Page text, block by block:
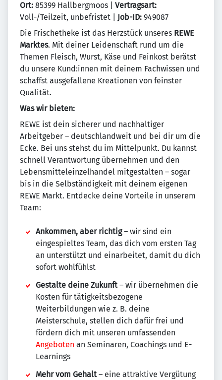
Ort: 85399 Hallbergmoos | Vertragsart:
Voll-/Teilzeit, unbefristet | Job-ID: 949087
Die Frischetheke ist das Herzstück unseres REWE
Marktes. Mit deiner Leidenschaft rund um die
Themen Fleisch, Wurst, Käse und Feinkost berätst
du unsere Kund:innen mit deinem Fachwissen und
schaffst ausgefallene Kreationen von feinster
Qualität.
Was wir bieten:
REWE ist dein sicherer und nachhaltiger
Arbeitgeber – deutschlandweit und bei dir um die
Ecke. Bei uns stehst du im Mittelpunkt. Du kannst
schnell Verantwortung übernehmen und den
Lebensmitteleinzelhandel mitgestalten – sogar
bis in die Selbständigkeit mit deinem eigenen
REWE Markt. Entdecke deine Vorteile in unserem
Team:
Ankommen, aber richtig– wir sind ein
eingespieltes Team, das dich vom ersten Tag
an unterstützt und einarbeitet, damit du dich
sofort wohlfühlst
Gestalte deine Zukunft– wir übernehmen die
Kosten für tätigkeitsbezogene
Weiterbildungen wie z. B. deine
Meisterschule, stellen dich dafür frei und
fördern dich mit unseren umfassenden
Angeboten an Seminaren, Coachings und E-
Learnings
Mehr vom Gehalt– eine attraktive Vergütung